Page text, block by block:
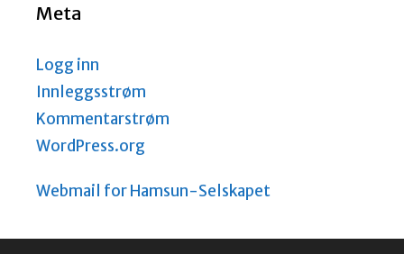
Meta
Logg inn
Innleggsstrøm
Kommentarstrøm
WordPress.org
Webmail for Hamsun-Selskapet